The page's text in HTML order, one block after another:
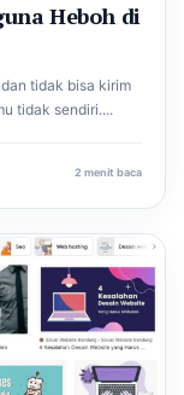
Heboh di
tidak bisa kirim
tidak sendiri....
2 menit baca